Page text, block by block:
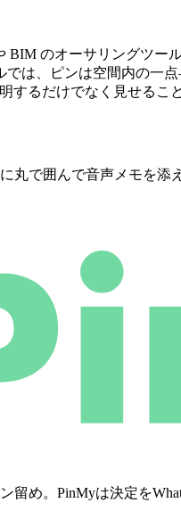
BIM のオーサリングツ
では、ピンは空間内の
するだけでなく見せるこ
丸で囲んで音声メモを添
め。PinMyは決定を